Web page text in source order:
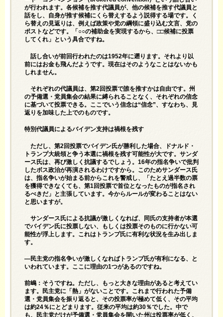
が行われます。各候補を推す代議員が、他の候補を推す代議員と
話をし、自身が推す候補にくら替えするよう説得する場です。く
ら替えの見返りは、例えば政策や党の綱領に盛り込む文言、党の
ポストなどです。「○○の補助金を実現するから、□□候補に投票
してくれ」という具合ですね。
話し合いが前回行われたのは1952年に遡ります。それより以
前にはお金も飛んだようです。現在はそのようなことはないかも
しれません。
それぞれの代議員は、第2回投票で誰を推すかは自由です。州
の予備選・党員集会の結果に縛られることなく、それぞれの信念
に基づいて投票できる。ここでいう信念は“信念”、すなわち、見
返りを加味した上でのものです。
特別代議員によるバイデン支持は禍根を残す
ただし、第2回投票でバイデン氏が勝利した場合、ドナルド・
トランプ大統領と争う本選に禍根を残す可能性が大です。サンダ
ース氏は、再び激しく抗議するでしょう。16年の指名争いで批判
したボス政治が再演されるわけですから。このためサンダース氏
は、指名争いが始まる前からこれを警戒し、「たとえ過半数の票
を獲得できなくても、第1回投票で首位となったものが指名され
るべきだ」と主張しています。今からルールが変わることはない
と思いますが。
サンダース氏による抗議が激しくなれば、同氏の支持者が本選
でバイデン氏に投票しない、もしくは投票そのものに行かない可
能性が浮上します。これはトランプ氏に有利な状況を生み出しま
す。
—民主党の指名争いが激しくなればトランプ氏が有利になる、と
いわれています。ここに理由の1つがあるのですね。
前嶋：そうですね。ただし、もっと大きな理由があると考えてい
ます。民主党に「熱」がないことです。これまで行われた予備
選・党員集会を振り返ると、その投票率が極めて低く、その平均
は約24％にとどまります。従来の平均は約30％でした。中で
も、民主党だけが予備選・党員集会を開いた州は投票率が低く、